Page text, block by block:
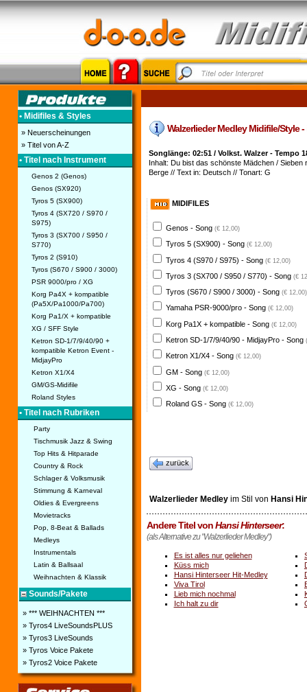
• Midifiles & Styles
» Neuerscheinungen
» Titel von A-Z
• Titel nach Instrument
Genos 2 (Genos)
Genos (SX920)
Tyros 5 (SX900)
Tyros 4 (SX720 / S970 /
S975)
Tyros 3 (SX700 / S950 /
S770)
Tyros 2 (S910)
Tyros (S670 / S900 / 3000)
PSR 9000/pro / XG
Korg Pa4X + kompatible
(Pa5X/Pa1000/Pa700)
Korg Pa1/X + kompatible
XG / SFF Style
Ketron SD-1/7/9/40/90 +
kompatible Ketron Event -
MidjayPro
Ketron X1/X4
GM/GS-Midifile
Roland Styles
• Titel nach Rubriken
Party
Tischmusik Jazz & Swing
Top Hits & Hitparade
Country & Rock
Schlager & Volksmusik
Stimmung & Karneval
Oldies & Evergreens
Movietracks
Pop, 8-Beat & Ballads
Medleys
Instrumentals
Latin & Ballsaal
Weihnachten & Klassik
Sounds/Pakete
» *** WEIHNACHTEN ***
» Tyros4 LiveSoundsPLUS
» Tyros3 LiveSounds
» Tyros Voice Pakete
» Tyros2 Voice Pakete
Walzerlieder Medley Midifile/Style
Songlänge: 02:51 / Volkst. Walzer - Tempo
Inhalt: Du bist das schönste Mädchen /
Berge // Text in: Deutsch // Tonart: G
MIDIFILES
Genos - Song (€ 12,00)
Tyros 5 (SX900) - Song (€ 12,00)
Tyros 4 (S970 / S975) - Song (€ 12,00)
Tyros 3 (SX700 / S950 / S770) - Song (€
Tyros (S670 / S900 / 3000) - Song (€ 12,00)
Yamaha PSR-9000/pro - Song (€ 12,00)
Korg Pa1X + kompatible - Song (€ 12,00)
Ketron SD-1/7/9/40/90 - MidjayPro - Song
Ketron X1/X4 - Song (€ 12,00)
GM - Song (€ 12,00)
XG - Song (€ 12,00)
Roland GS - Song (€ 12,00)
zurück
Walzerlieder Medleyim Stil von Hansi
Andere Titel vonHansi Hinterseer:
(als Alternative zu "Walzerlieder Medley")
Es ist alles nur geliehen
Küss mich
Hansi Hinterseer Hit-Medley
Viva Tirol
Lieb mich nochmal
Ich halt zu dir